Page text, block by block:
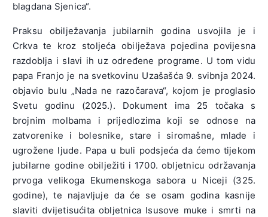
blagdana Sjenica“.
Praksu obilježavanja jubilarnih godina usvojila je i
Crkva te kroz stoljeća obilježava pojedina povijesna
razdoblja i slavi ih uz određene programe. U tom vidu
papa Franjo je na svetkovinu Uzašašća 9. svibnja 2024.
objavio bulu „Nada ne razočarava“, kojom je proglasio
Svetu godinu (2025.). Dokument ima 25 točaka s
brojnim molbama i prijedlozima koji se odnose na
zatvorenike i bolesnike, stare i siromašne, mlade i
ugrožene ljude. Papa u buli podsjeća da ćemo tijekom
jubilarne godine obilježiti i 1700. obljetnicu održavanja
prvoga velikoga Ekumenskoga sabora u Niceji (325.
godine), te najavljuje da će se osam godina kasnije
slaviti dvijetisućita obljetnica Isusove muke i smrti na